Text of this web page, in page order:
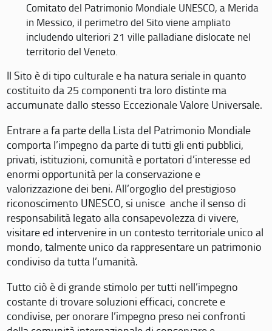
Comitato del Patrimonio Mondiale UNESCO, a Merida
in Messico, il perimetro del Sito viene ampliato
includendo ulteriori 21 ville palladiane dislocate nel
territorio del Veneto.
Il Sito è di tipo culturale e ha natura seriale in quanto
costituito da 25 componenti tra loro distinte ma
accumunate dallo stesso Eccezionale Valore Universale.
Entrare a fa parte della Lista del Patrimonio Mondiale
comporta l’impegno da parte di tutti gli enti pubblici,
privati, istituzioni, comunità e portatori d’interesse ed
enormi opportunità per la conservazione e
valorizzazione dei beni. All’orgoglio del prestigioso
riconoscimento UNESCO, si unisce anche il senso di
responsabilità legato alla consapevolezza di vivere,
visitare ed intervenire in un contesto territoriale unico al
mondo, talmente unico da rappresentare un patrimonio
condiviso da tutta l’umanità.
Tutto ciò è di grande stimolo per tutti nell’impegno
costante di trovare soluzioni efficaci, concrete e
condivise, per onorare l’impegno preso nei confronti